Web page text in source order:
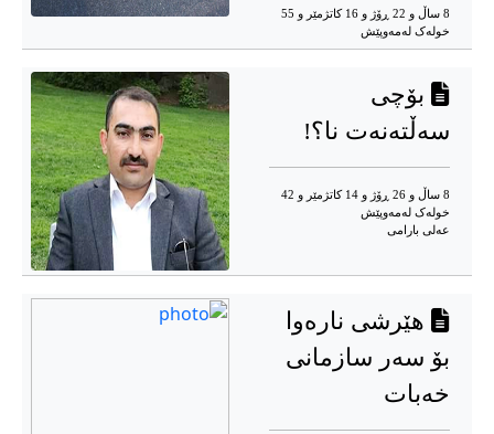
8 ساڵ و 22 ڕۆژ و 16 کاتژمێر و 55
خوله‌ک له‌مه‌وپێش‌
بۆچی
سەڵتەنەت نا؟!
8 ساڵ و 26 ڕۆژ و 14 کاتژمێر و 42
خوله‌ک له‌مه‌وپێش‌
عەلی بارامی
هێرشی نارەوا
بۆ سەر سازمانی
خەبات